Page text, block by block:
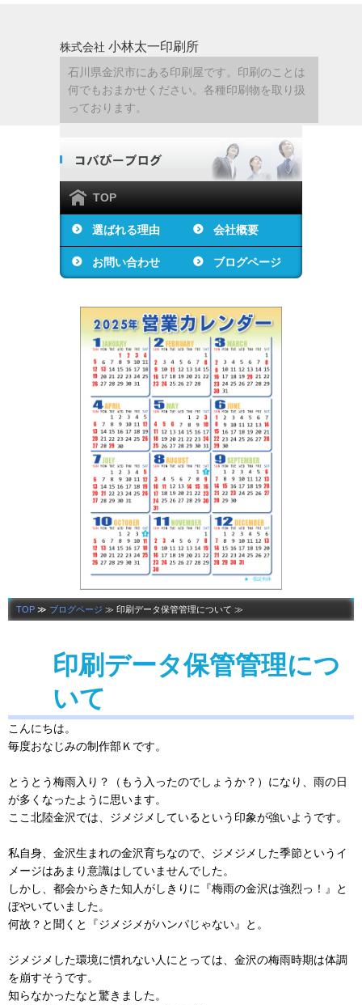
株式会社 小林太一印刷所
石川県金沢市にある印刷屋です。印刷のことは
何でもおまかせください。各種印刷物を取り扱
っております。
TOP
選ばれる理由 会社概要
お問い合わせ ブログページ
TOP ≫ ブログページ ≫ 印刷データ保管管理について ≫
印刷データ保管管理につ
いて
こんにちは。
毎度おなじみの制作部Ｋです。
とうとう梅雨入り？（もう入ったのでしょうか？）になり、雨の日
が多くなったように思います。
ここ北陸金沢では、ジメジメしているという印象が強いようです。
私自身、金沢生まれの金沢育ちなので、ジメジメした季節というイ
メージはあまり意識はしていませんでした。
しかし、都会からきた知人がしきりに『梅雨の金沢は強烈っ！』と
ぼやいていました。
何故？と聞くと『ジメジメがハンパじゃない』と。
ジメジメした環境に慣れない人にとっては、金沢の梅雨時期は体調
を崩すそうです。
知らなかったなと驚きました。